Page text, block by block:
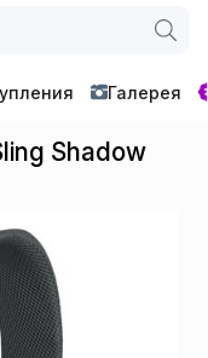
Галерея
Shadow